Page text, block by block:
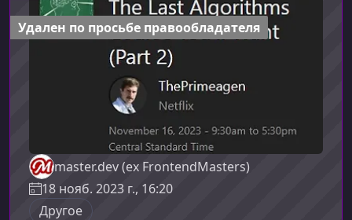
извлекать максимум пользы из
UX‑исследований,
master.dev (ex FrontendMasters)
18 нояб. 2023 г., 16:20
Другое
Удален по просьбе правообладателя